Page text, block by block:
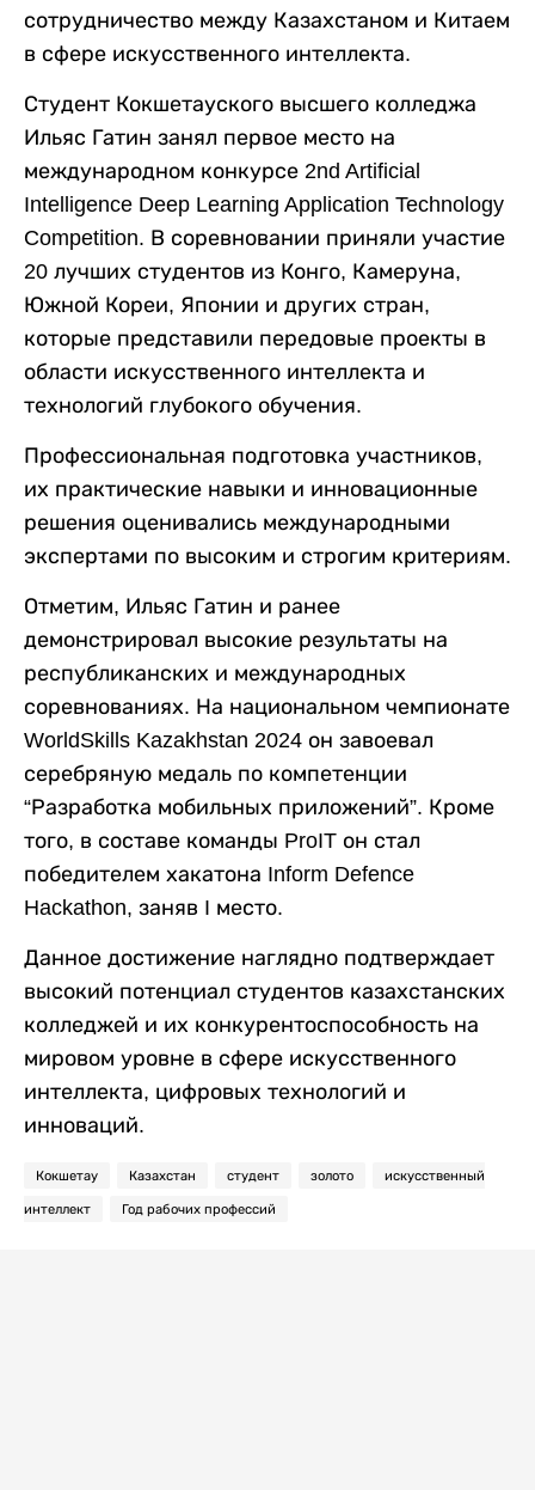
сотрудничество между Казахстаном и Китаем
в сфере искусственного интеллекта.
Студент Кокшетауского высшего колледжа
Ильяс Гатин занял первое место на
международном конкурсе 2nd Artificial
Intelligence Deep Learning Application Technology
Competition. В соревновании приняли участие
20 лучших студентов из Конго, Камеруна,
Южной Кореи, Японии и других стран,
которые представили передовые проекты в
области искусственного интеллекта и
технологий глубокого обучения.
Профессиональная подготовка участников,
их практические навыки и инновационные
решения оценивались международными
экспертами по высоким и строгим критериям.
Отметим, Ильяс Гатин и ранее
демонстрировал высокие результаты на
республиканских и международных
соревнованиях. На национальном чемпионате
WorldSkills Kazakhstan 2024 он завоевал
серебряную медаль по компетенции
“Разработка мобильных приложений”. Кроме
того, в составе команды ProIT он стал
победителем хакатона Inform Defence
Hackathon, заняв I место.
Данное достижение наглядно подтверждает
высокий потенциал студентов казахстанских
колледжей и их конкурентоспособность на
мировом уровне в сфере искусственного
интеллекта, цифровых технологий и
инноваций.
Кокшетау Казахстан студент золото искусственный
интеллект Год рабочих профессий